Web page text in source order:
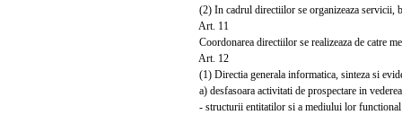
(2) In cadrul directiilor se organizeaza servicii,
Art. 11
Coordonarea directiilor se realizeaza de catre
Art. 12
(1) Directia generala informatica, sinteza si
a) desfasoara activitati de prospectare in
- structurii entitatilor si a mediului lor